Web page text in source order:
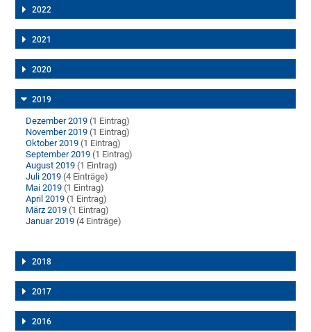
2022
2021
2020
2019
Dezember 2019 (1 Eintrag)
November 2019 (1 Eintrag)
Oktober 2019 (1 Eintrag)
September 2019 (1 Eintrag)
August 2019 (1 Eintrag)
Juli 2019 (4 Einträge)
Mai 2019 (1 Eintrag)
April 2019 (1 Eintrag)
März 2019 (1 Eintrag)
Januar 2019 (4 Einträge)
2018
2017
2016